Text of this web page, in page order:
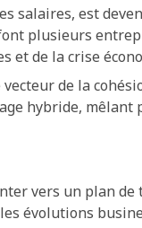
salaires, est
plusieurs
et de la crise
de la
hybride,
vers un plan
évolutions